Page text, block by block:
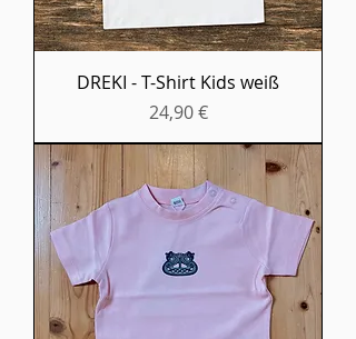
DREKI - T-Shirt Kids weiß
Preis
24,90 €